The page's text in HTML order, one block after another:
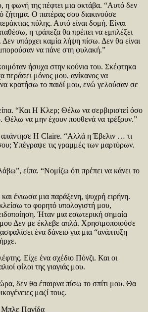
η φωνή της πέφτει μια οκτάβα. “Αυτό δεν
ζήτημα. Ο πατέρας σου διακινούσε
πύλης. Αυτό είναι δομή. Είναι
η τράπεζα θα πρέπει να εμπλέξει
υπάρχει καμία λήψη πίσω. Δεν θα είναι
να πάνε στη φυλακή.”
ήσυχα στην κούνια του. Σκέφτηκα
περάσει μόνος μου, ανίκανος να
κρατήσω το παιδί μου, ενώ γελούσαν σε
“Και Η Κλερ; Θέλω να σερβιριστεί όσο
Θέλω να μην έχουν πουθενά να τρέξουν.”
απάντησε Η Claire. “Αλλά η Έβελιν … τι
Υπέγραψε τις γραμμές των μαρτύρων.
είπα. “Νομίζω ότι πρέπει να κάνει το
ένιωσα μια παράξενη, ψυχρή ειρήνη.
το φορητό υπολογιστή μου,
Ήταν μια εσωτερική σημαία
Δεν με έκλεβε απλά. Χρησιμοποιούσε
ένα δάνειο για μια “ανάπτυξη
Είχε ένα σχέδιο Πόνζι. Και οι
φίλοι της γιαγιάς μου.
δεν θα έπαιρνα πίσω το σπίτι μου. Θα
μαζί τους.
Παγίδα